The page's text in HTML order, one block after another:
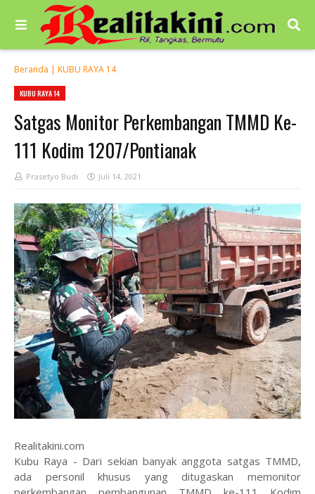
Beranda | KUBU RAYA 14
KUBU RAYA 14
Satgas Monitor Perkembangan TMMD Ke-
111 Kodim 1207/Pontianak
Prasetyo Budi Juli 14, 2021
Realitakini.com
Kubu Raya - Dari sekian banyak anggota satgas TMMD,
ada personil khusus yang ditugaskan memonitor